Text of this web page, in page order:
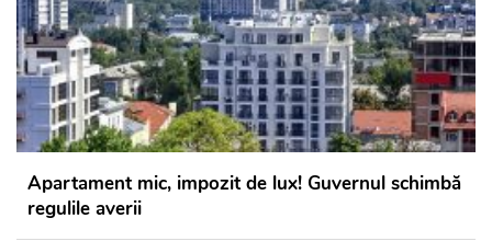
Apartament mic, impozit de lux! Guvernul schimbă
regulile averii